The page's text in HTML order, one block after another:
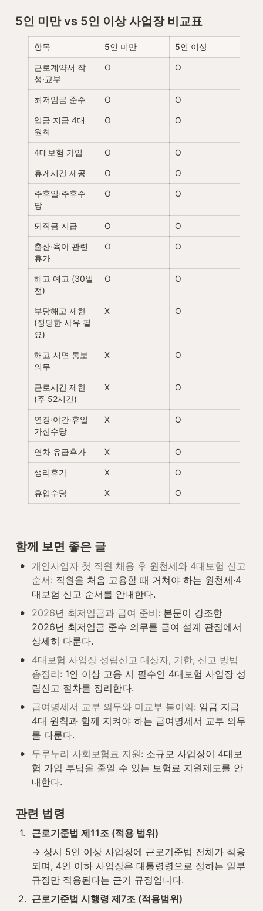
5인 미만 vs 5인 이상 사업장 비교표
항목 5인 미만 5인 이상
근로계약서 작
성·교부
O O
최저임금 준수 O O
임금 지급 4대
원칙
O O
4대보험 가입 O O
휴게시간 제공 O O
주휴일·주휴수
당
O O
퇴직금 지급 O O
출산·육아 관련
휴가
O O
해고 예고 (30일
전)
O O
부당해고 제한
(정당한 사유 필
요)
X O
해고 서면 통보
의무
X O
근로시간 제한
(주 52시간)
X O
연장·야간·휴일
가산수당
X O
연차 유급휴가 X O
생리휴가 X O
휴업수당 X O
함께 보면 좋은 글
•
개인사업자 첫 직원 채용 후 원천세와 4대보험 신고
순서: 직원을 처음 고용할 때 거쳐야 하는 원천세·4
대보험 신고 순서를 안내한다.
• 2026년 최저임금과 급여 준비: 본문이 강조한
2026년 최저임금 준수 의무를 급여 설계 관점에서
상세히 다룬다.
•
4대보험 사업장 성립신고 대상자, 기한, 신고 방법
총정리: 1인 이상 고용 시 필수인 4대보험 사업장 성
립신고 절차를 정리한다.
• 급여명세서 교부 의무와 미교부 불이익: 임금 지급
4대 원칙과 함께 지켜야 하는 급여명세서 교부 의무
를 다룬다.
• 두루누리 사회보험료 지원: 소규모 사업장이 4대보
험 가입 부담을 줄일 수 있는 보험료 지원제도를 안
내한다.
관련 법령
1.
근로기준법 제11조 (적용 범위)
→ 상시 5인 이상 사업장에 근로기준법 전체가 적용
되며, 4인 이하 사업장은 대통령령으로 정하는 일부
규정만 적용된다는 근거 규정입니다.
2. 근로기준법 시행령 제7조 (적용범위)